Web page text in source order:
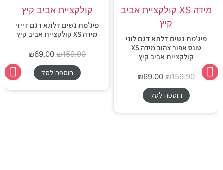
פיג'מת נשים דלתא דגם לוני
טונס אפור צהוב מידה XS
קולקציית אביב קיץ
₪159.90
₪69.00
הוספה לסל
פיג'מת נשים דלתא דגם דייזי
מידה XS קולקציית אביב קיץ
₪159.90
₪69.00
הוספה לסל